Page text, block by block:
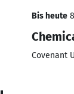
Bis heute
Covenant